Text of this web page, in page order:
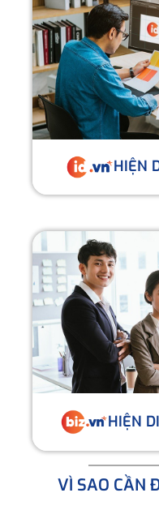
HIỆN
HIỆN
VÌ SAO CẦN